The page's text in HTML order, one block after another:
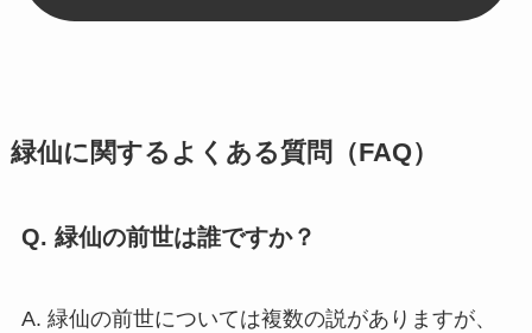
緑仙に関するよくある質問（FAQ）
Q. 緑仙の前世は誰ですか？
A. 緑仙の前世については複数の説がありますが、